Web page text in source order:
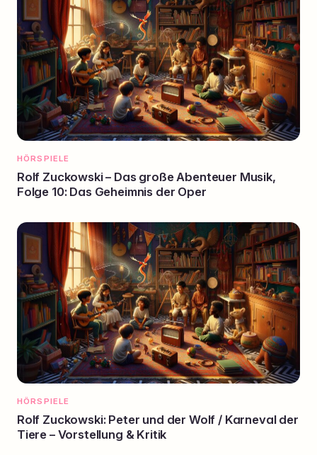
HÖRSPIELE
Rolf Zuckowski – Das große Abenteuer Musik,
Folge 10: Das Geheimnis der Oper
HÖRSPIELE
Rolf Zuckowski: Peter und der Wolf / Karneval der
Tiere – Vorstellung & Kritik